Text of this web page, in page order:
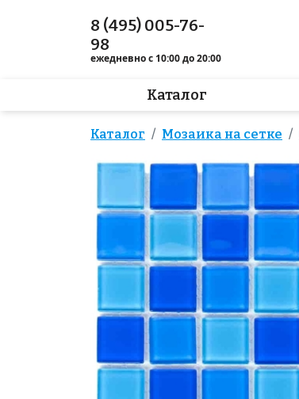
8 (495) 005-76-
98
ежедневно с 10:00 до 20:00
Каталог
Каталог Мозаика на сетке